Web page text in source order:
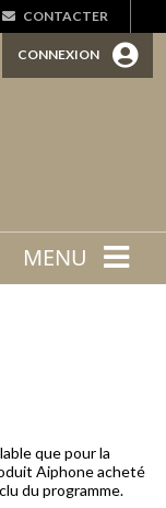
CONTACTER
CONNEXION
MENU
que pour la
Aiphone acheté
du programme.